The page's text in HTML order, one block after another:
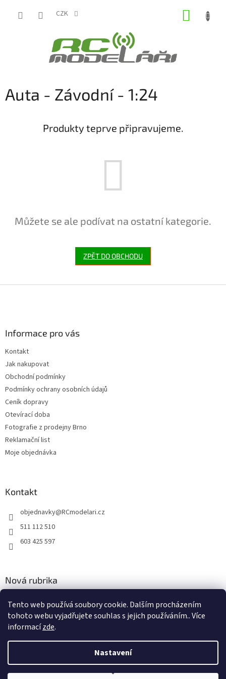
Tento web používá soubory cookie. Dalším procházením
tohoto webu vyjadřujete souhlas s jejich používáním.. Více
informacízde.
Nastavení
CZK
Auta - Závodní - 1:24
Produkty teprve připravujeme.
Můžete se ale podívat na ostatní kategorie.
ZPĚT DO OBCHODU
Informace pro vás
Kontakt
Jak nakupovat
Obchodní podmínky
Podmínky ochrany osobních údajů
Ceník dopravy
Otevírací doba
Fotografie z prodejny Brno
Reklamační list
Moje objednávka
Kontakt
objednavky@RCmodelari.cz
511 112 510
603 425 597
Nová rubrika
2.4.2020
Vytvořil Shoptet